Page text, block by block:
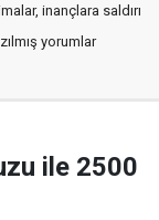
inançlara saldırı
yorumlar
ile 2500